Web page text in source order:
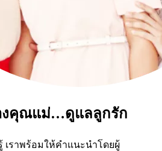
งคุณแม่…ดูแลลูกรัก
ราพร้อมให้คำแนะนำโดยผู้